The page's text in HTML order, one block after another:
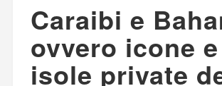
Caraibi e
ovvero icone e
isole private